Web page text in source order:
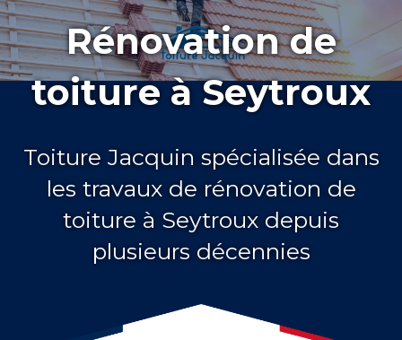
Rénovation de
toiture à Seytroux
Toiture Jacquin spécialisée dans
les travaux de rénovation de
toiture à Seytroux depuis
plusieurs décennies